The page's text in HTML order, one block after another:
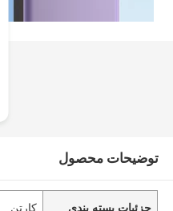
توضیحات محصول
جزئیات بسته بندی کارتن